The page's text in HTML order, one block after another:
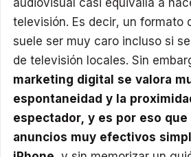
televisión. Es decir, un formato
suele ser muy caro incluso si
de televisión locales. Sin
marketing digital se valora
espontaneidad y la
espectador, y es por eso
anuncios muy efectivos